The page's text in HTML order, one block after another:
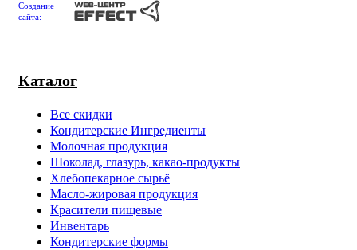
Каталог
Все скидки
Кондитерские Ингредиенты
Молочная продукция
Шоколад, глазурь, какао-продукты
Хлебопекарное сырьё
Масло-жировая продукция
Красители пищевые
Инвентарь
Кондитерские формы
Создание
сайта: